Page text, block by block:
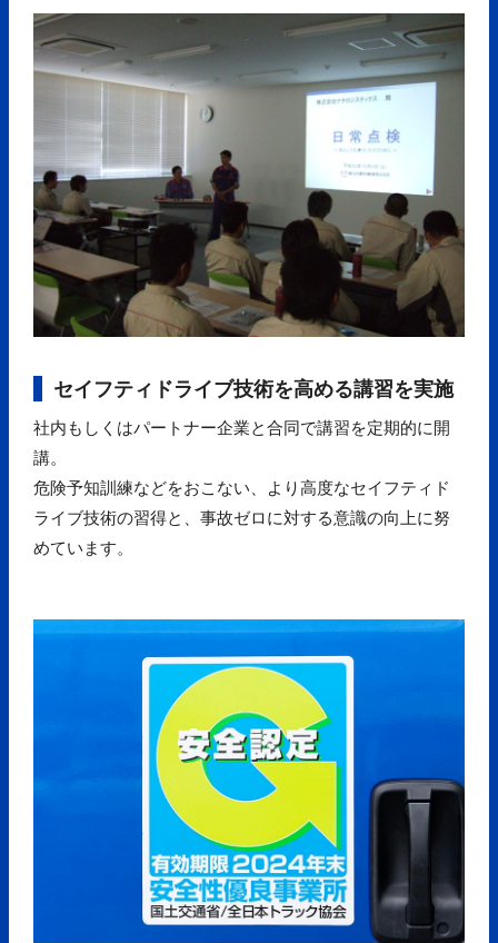
セイフティドライブ技術を高める講習を実施
社内もしくはパートナー企業と合同で講習を定期的に開
講。
危険予知訓練などをおこない、より高度なセイフティド
ライブ技術の習得と、事故ゼロに対する意識の向上に努
めています。